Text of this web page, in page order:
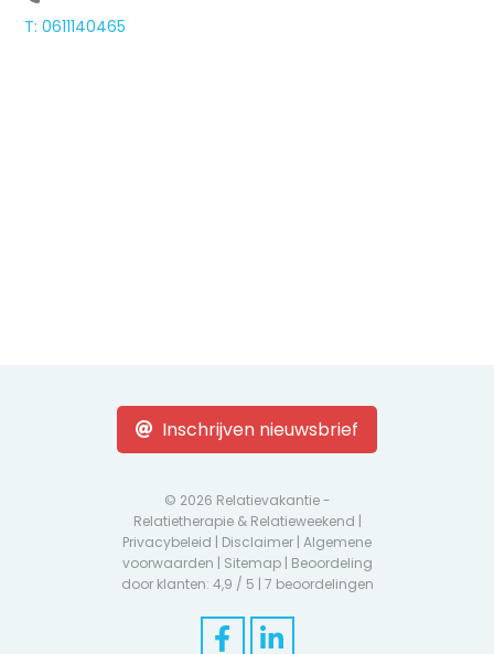
T: 0611140465
Inschrijven nieuwsbrief
© 2026 Relatievakantie -
Relatietherapie & Relatieweekend |
Privacybeleid | Disclaimer | Algemene
voorwaarden | Sitemap| Beoordeling
door klanten: 4,9 / 5 | 7 beoordelingen